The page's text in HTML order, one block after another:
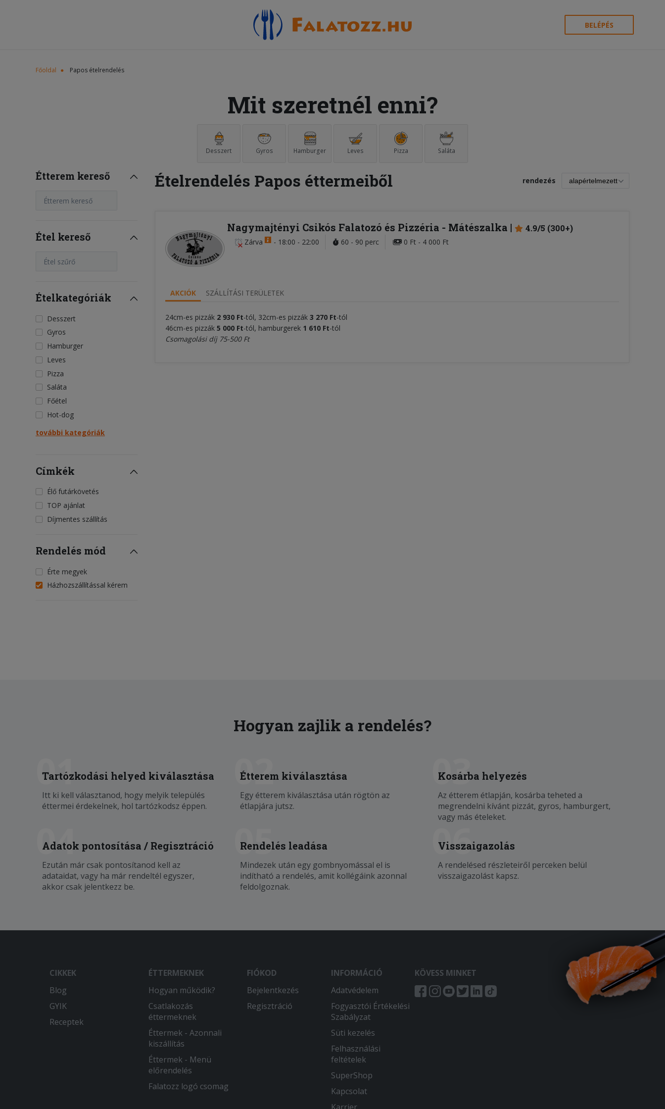
BELÉPÉS
Főoldal Papos ételrendelés
Mit szeretnél enni?
Desszert Gyros Hamburger Leves Pizza Saláta
Étterem kereső
Étterem kereső
Étel kereső
Étel szűrő
Ételkategóriák
Desszert
Gyros
Hamburger
Leves
Pizza
Saláta
Főétel
Hot-dog
további kategóriák
Címkék
Élő futárkövetés
TOP ajánlat
Díjmentes szállítás
Rendelés mód
Érte megyek
Házhozszállítással kérem
Ételrendelés Papos éttermeiből rendezés
Nagymajtényi Csikós Falatozó és Pizzéria - Mátészalka 4.9/5 (300+)
Zárva - 18:00 - 22:00 60 - 90 perc 0 Ft - 4 000 Ft
AKCIÓK SZÁLLÍTÁSI TERÜLETEK
24cm-es pizzák 2 930 Ft-tól, 32cm-es pizzák 3 270 Ft-tól
46cm-es pizzák 5 000 Ft-tól, hamburgerek 1 610 Ft-tól
Csomagolási díj 75-500 Ft
Hogyan zajlik a rendelés?
01
Tartózkodási helyed kiválasztása
Itt ki kell választanod, hogy melyik település
éttermei érdekelnek, hol tartózkodsz éppen.
02
Étterem kiválasztása
Egy étterem kiválasztása után rögtön az
étlapjára jutsz.
03
Kosárba helyezés
Az étterem étlapján, kosárba teheted a
megrendelni kívánt pizzát, gyros, hamburgert,
vagy más ételeket.
04
Adatok pontosítása / Regisztráció
Ezután már csak pontosítanod kell az
adataidat, vagy ha már rendeltél egyszer,
akkor csak jelentkezz be.
05
Rendelés leadása
Mindezek után egy gombnyomással el is
indítható a rendelés, amit kollégáink azonnal
feldolgoznak.
06
Visszaigazolás
A rendelésed részleteiről perceken belül
visszaigazolást kapsz.
CIKKEK
Blog
GYIK
Receptek
ÉTTERMEKNEK
Hogyan működik?
Csatlakozás
éttermeknek
Éttermek - Azonnali
kiszállítás
Éttermek - Menü
előrendelés
Falatozz logó csomag
FIÓKOD
Bejelentkezés
Regisztráció
INFORMÁCIÓ
Adatvédelem
Fogyasztói Értékelési
Szabályzat
Süti kezelés
Felhasználási
feltételek
SuperShop
Kapcsolat
KÖVESS MINKET